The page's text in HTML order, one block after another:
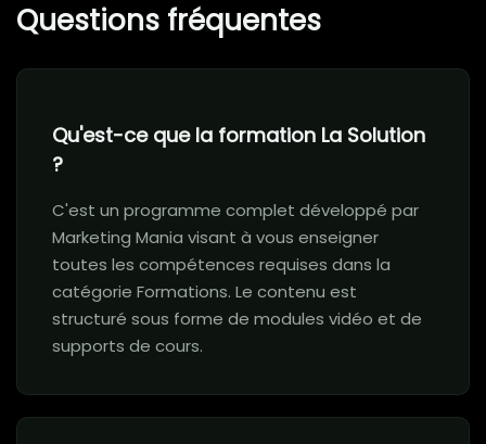
Questions fréquentes
Qu'est-ce que la formation La Solution
?
C'est un programme complet développé par
Marketing Mania visant à vous enseigner
toutes les compétences requises dans la
catégorie Formations. Le contenu est
structuré sous forme de modules vidéo et de
supports de cours.